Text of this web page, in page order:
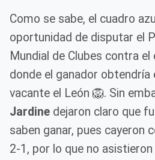
Como se sabe, el cuadro
oportunidad de disputar el
Mundial de Clubes contra el
donde el ganador obtendría
vacante el León 🦁. Sin
Jardine dejaron claro que
saben ganar, pues cayeron
2-1, por lo que no